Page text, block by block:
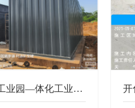
姚李工业园—体化工业污水处理项目